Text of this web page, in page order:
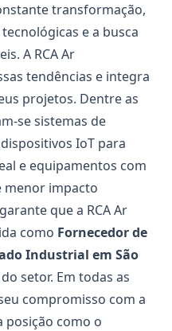
transformação,
e a busca
A RCA Ar
tendências e integra
projetos. Dentre as
se sistemas de
IoT para
e equipamentos com
menor impacto
que a RCA Ar
como Fornecedor de
Industrial em São
setor. Em todas as
compromisso com a
posição como o